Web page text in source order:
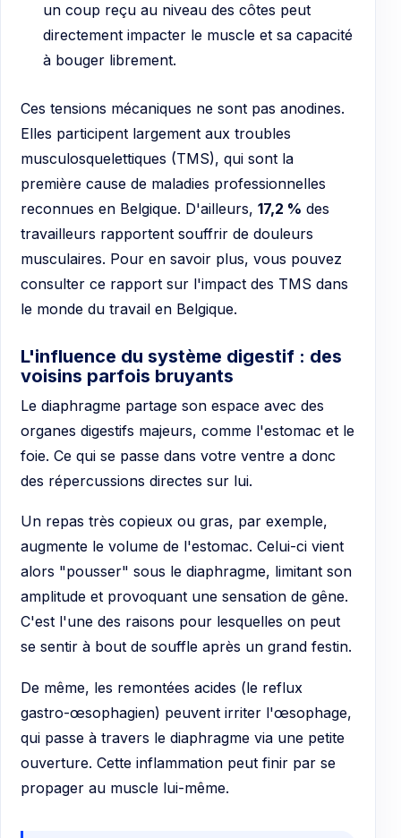
un coup reçu au niveau des côtes peut
directement impacter le muscle et sa capacité
à bouger librement.
Ces tensions mécaniques ne sont pas anodines.
Elles participent largement aux troubles
musculosquelettiques (TMS), qui sont la
première cause de maladies professionnelles
reconnues en Belgique. D'ailleurs, 17,2 % des
travailleurs rapportent souffrir de douleurs
musculaires. Pour en savoir plus, vous pouvez
consulter ce rapport sur l'impact des TMS dans
le monde du travail en Belgique.
L'influence du système digestif : des
voisins parfois bruyants
Le diaphragme partage son espace avec des
organes digestifs majeurs, comme l'estomac et le
foie. Ce qui se passe dans votre ventre a donc
des répercussions directes sur lui.
Un repas très copieux ou gras, par exemple,
augmente le volume de l'estomac. Celui-ci vient
alors "pousser" sous le diaphragme, limitant son
amplitude et provoquant une sensation de gêne.
C'est l'une des raisons pour lesquelles on peut
se sentir à bout de souffle après un grand festin.
De même, les remontées acides (le reflux
gastro-œsophagien) peuvent irriter l'œsophage,
qui passe à travers le diaphragme via une petite
ouverture. Cette inflammation peut finir par se
propager au muscle lui-même.